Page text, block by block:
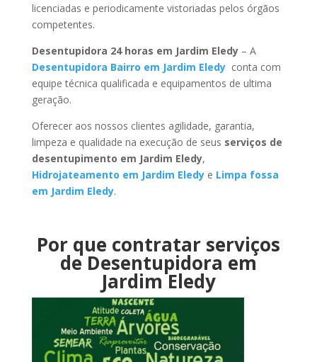
licenciadas e periodicamente vistoriadas pelos órgãos
competentes.
Desentupidora 24 horas em Jardim Eledy – A
Desentupidora Bairro em Jardim Eledy conta com
equipe técnica qualificada e equipamentos de ultima
geração.
Oferecer aos nossos clientes agilidade, garantia,
limpeza e qualidade na execução de seus serviços de
desentupimento em Jardim Eledy,
Hidrojateamento em Jardim Eledye Limpa fossa
em Jardim Eledy.
Por que contratar serviços
de Desentupidora em
Jardim Eledy